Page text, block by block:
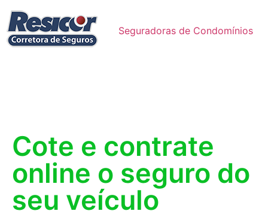
Seguradoras de Condomínios
Cote e contrate
online o seguro do
seu veículo